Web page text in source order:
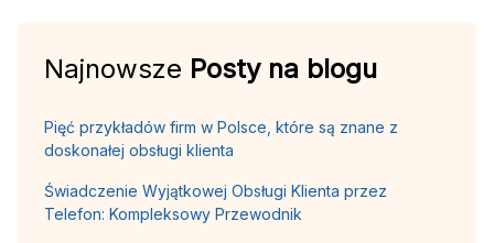
Najnowsze Posty na blogu
Pięć przykładów firm w Polsce, które są znane z
doskonałej obsługi klienta
Świadczenie Wyjątkowej Obsługi Klienta przez
Telefon: Kompleksowy Przewodnik